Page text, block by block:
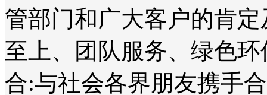
管部门和广大客户的肯
至上、团队服务、绿色
合:与社会各界朋友携手